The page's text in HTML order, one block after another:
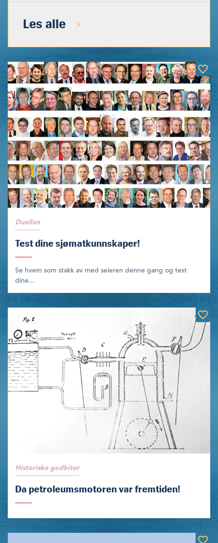
Les alle
Duellen
Test dine sjømatkunnskaper!
Se hvem som stakk av med seieren denne gang og test
dine...
Historiske godbiter
Da petroleumsmotoren var fremtiden!